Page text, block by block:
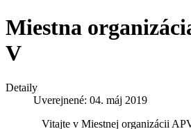
Miestna
V
Detaily
Uverejnené: 04. máj 2019
Vitajte v Miestnej organizácii